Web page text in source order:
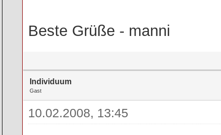
Beste Grüße - manni
Individuum
Gast
10.02.2008, 13:45